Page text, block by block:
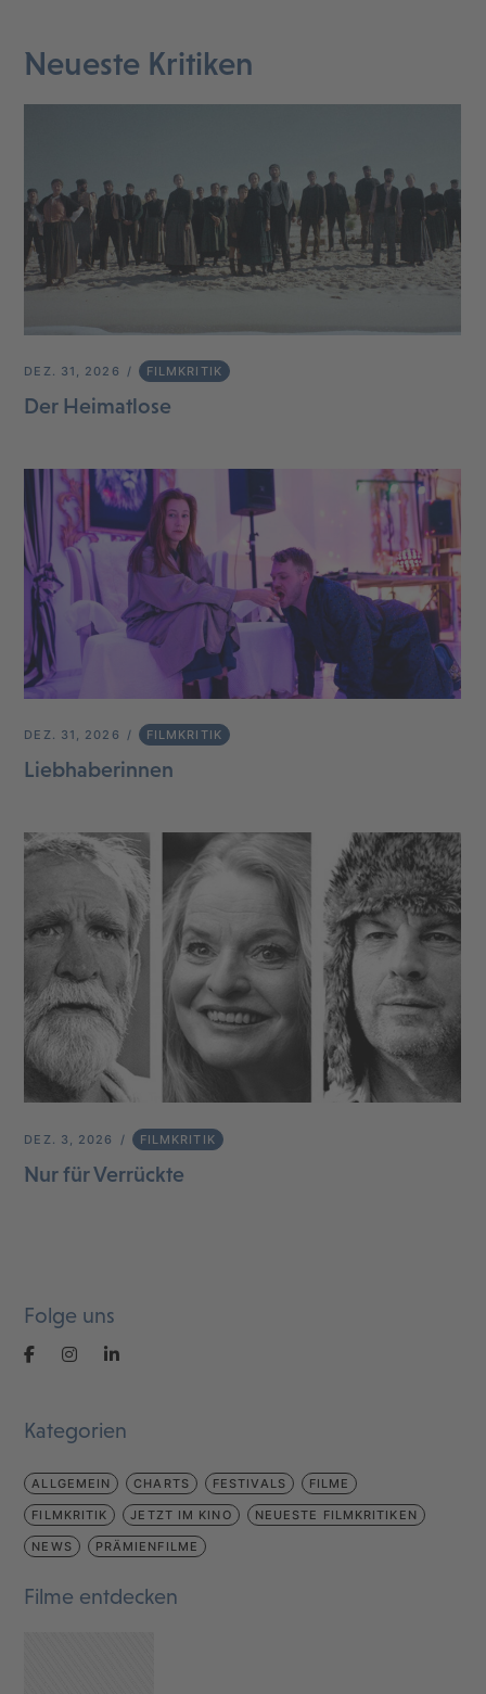
Neueste Kritiken
DEZ. 31, 2026 FILMKRITIK
Der Heimatlose
DEZ. 31, 2026 FILMKRITIK
Liebhaberinnen
DEZ. 3, 2026 FILMKRITIK
Nur für Verrückte
Folge uns
Kategorien
ALLGEMEIN CHARTS FESTIVALS FILME
FILMKRITIK JETZT IM KINO NEUESTE FILMKRITIKEN
NEWS PRÄMIENFILME
Filme entdecken